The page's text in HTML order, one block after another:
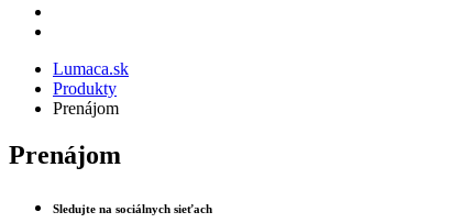
Lumaca.sk
Produkty
Prenájom
Prenájom
Sledujte na sociálnych sieťach